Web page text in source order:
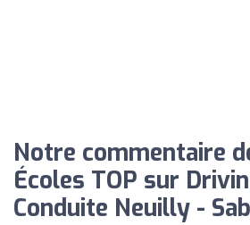
Notre commentaire
Écoles TOP sur
Conduite Neuilly -